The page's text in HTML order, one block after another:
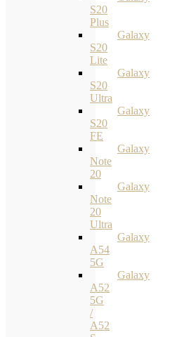
S20
Plus
Galaxy
S20
Lite
Galaxy
S20
Ultra
Galaxy
S20
FE
Galaxy
Note
20
Galaxy
Note
20
Ultra
Galaxy
A54
5G
Galaxy
A52
5G
/
A52